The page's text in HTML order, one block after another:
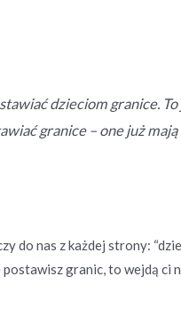
dzieciom granice.
granice – one już mają
do nas z każdej strony:
granic, to wejdą ci